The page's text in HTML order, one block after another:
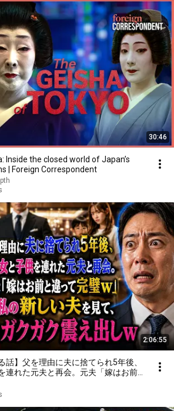
30:46
Inside the closed world of Japan’s
| Foreign Correspondent
2:06:55
話】父を理由に夫に捨てられ5年後、
連れた元夫と再会。元夫「嫁はお前と
後、私の新しい夫を見て、元夫がガ
w【朗読】【スカッと】